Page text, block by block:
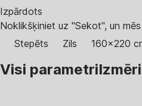
Izpārdots
Noklikšķiniet uz "Sekot", un
Stepēts
Zils 160x220
Visi parametri